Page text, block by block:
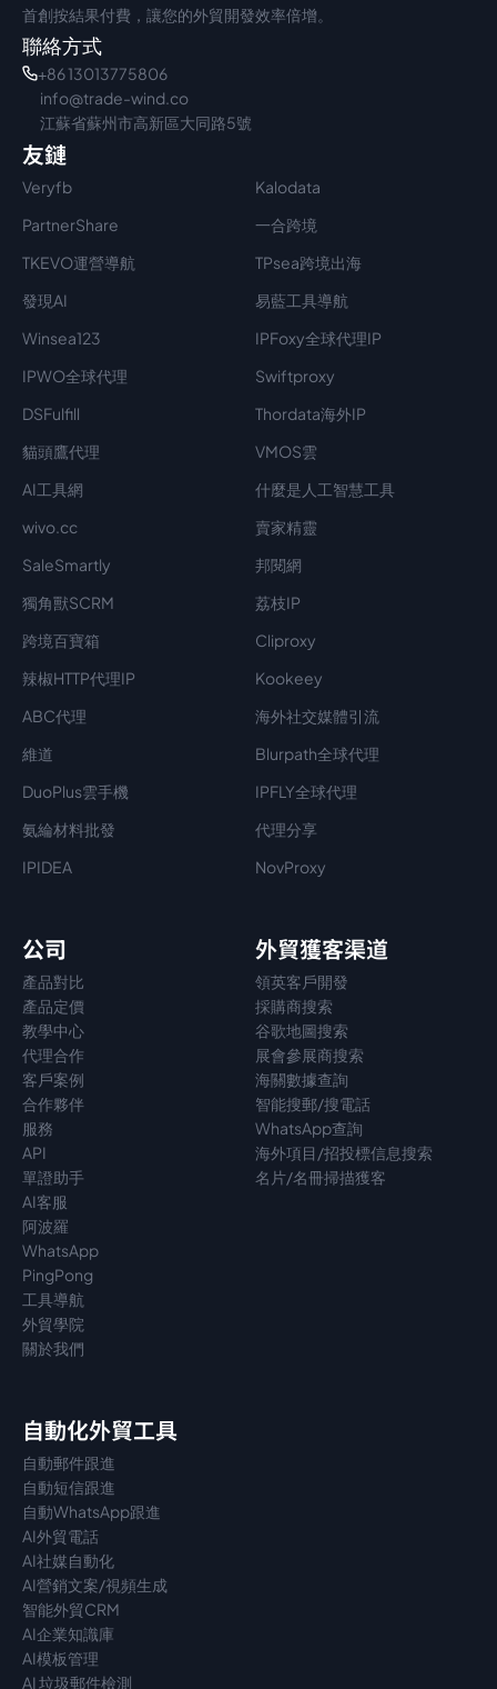
首創按結果付費，讓您的外貿開發效率倍增。
聯絡方式
+86 13013775806
info@trade-wind.co
江蘇省蘇州市高新區大同路5號
友鏈
Veryfb
Kalodata
PartnerShare
一合跨境
TKEVO運營導航
TPsea跨境出海
發現AI
易藍工具導航
Winsea123
IPFoxy全球代理IP
IPWO全球代理
Swiftproxy
DSFulfill
Thordata海外IP
貓頭鷹代理
VMOS雲
AI工具網
什麼是人工智慧工具
wivo.cc
賣家精靈
SaleSmartly
邦閱網
獨角獸SCRM
荔枝IP
跨境百寶箱
Cliproxy
辣椒HTTP代理IP
Kookeey
ABC代理
海外社交媒體引流
維道
Blurpath全球代理
DuoPlus雲手機
IPFLY全球代理
氨綸材料批發
代理分享
IPIDEA
NovProxy
公司
產品對比
產品定價
教學中心
代理合作
客戶案例
合作夥伴
服務
API
單證助手
AI客服
阿波羅
WhatsApp
PingPong
工具導航
外貿學院
關於我們
外貿獲客渠道
領英客戶開發
採購商搜索
谷歌地圖搜索
展會參展商搜索
海關數據查詢
智能搜郵/搜電話
WhatsApp查詢
海外項目/招投標信息搜索
名片/名冊掃描獲客
自動化外貿工具
自動郵件跟進
自動短信跟進
自動WhatsApp跟進
AI外貿電話
AI社媒自動化
AI營銷文案/視頻生成
智能外貿CRM
AI企業知識庫
AI模板管理
AI 垃圾郵件檢測